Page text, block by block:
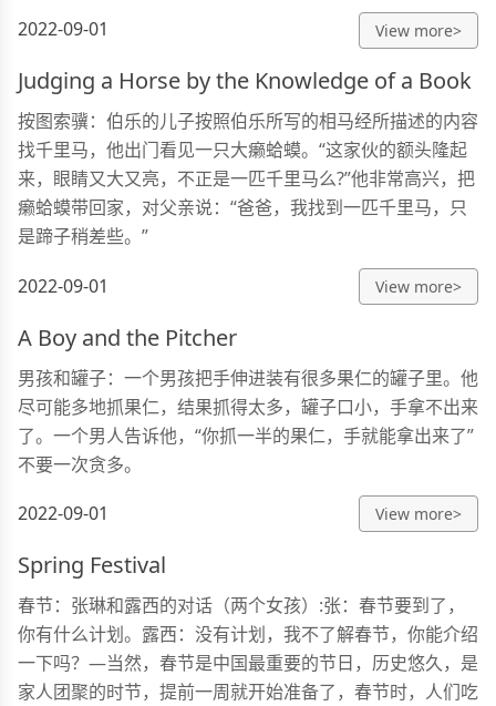
2022-09-01 View more>
Judging a Horse by the Knowledge of a Book
按图索骥：伯乐的儿子按照伯乐所写的相马经所描述的内容
找千里马，他出门看见一只大癞蛤蟆。“这家伙的额头隆起
来，眼睛又大又亮，不正是一匹千里马么?”他非常高兴，把
癞蛤蟆带回家，对父亲说：“爸爸，我找到一匹千里马，只
是蹄子稍差些。”
2022-09-01 View more>
A Boy and the Pitcher
男孩和罐子：一个男孩把手伸进装有很多果仁的罐子里。他
尽可能多地抓果仁，结果抓得太多，罐子口小，手拿不出来
了。一个男人告诉他，“你抓一半的果仁，手就能拿出来了”
不要一次贪多。
2022-09-01 View more>
Spring Festival
春节：张琳和露西的对话（两个女孩）:张：春节要到了，
你有什么计划。露西：没有计划，我不了解春节，你能介绍
一下吗？—当然，春节是中国最重要的节日，历史悠久，是
家人团聚的时节，提前一周就开始准备了，春节时，人们吃